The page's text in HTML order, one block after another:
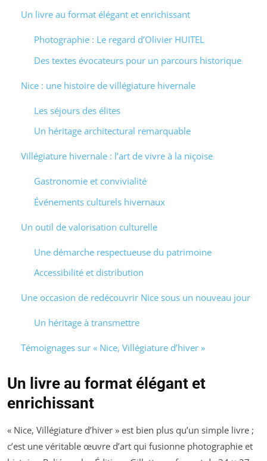
Un livre au format élégant et enrichissant
Photographie : Le regard d’Olivier HUITEL
Des textes évocateurs pour un parcours historique
Nice : une histoire de villégiature hivernale
Les séjours des élites
Un héritage architectural remarquable
Villégiature hivernale : l’art de vivre à la niçoise
Gastronomie et convivialité
Événements culturels hivernaux
Un outil de valorisation culturelle
Une démarche respectueuse du patrimoine
Accessibilité et distribution
Une occasion de redécouvrir Nice sous un nouveau jour
Un héritage à transmettre
Témoignages sur « Nice, Villégiature d’hiver »
Un livre au format élégant et
enrichissant
« Nice, Villégiature d’hiver » est bien plus qu’un simple livre ;
c’est une véritable œuvre d’art qui fusionne photographie et